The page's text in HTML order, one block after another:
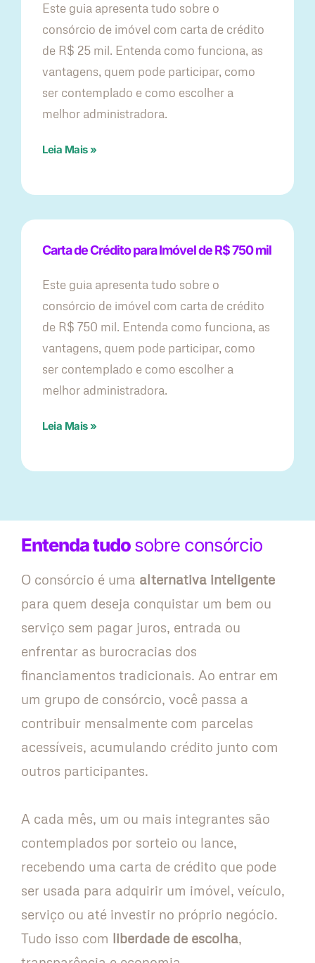
Este guia apresenta tudo sobre o
consórcio de imóvel com carta de crédito
de R$ 25 mil. Entenda como funciona, as
vantagens, quem pode participar, como
ser contemplado e como escolher a
melhor administradora.
Leia Mais »
Carta de Crédito para Imóvel de R$ 750 mil
Este guia apresenta tudo sobre o
consórcio de imóvel com carta de crédito
de R$ 750 mil. Entenda como funciona, as
vantagens, quem pode participar, como
ser contemplado e como escolher a
melhor administradora.
Leia Mais »
Entenda tudosobre consórcio
O consórcio é uma alternativa inteligente
para quem deseja conquistar um bem ou
serviço sem pagar juros, entrada ou
enfrentar as burocracias dos
financiamentos tradicionais. Ao entrar em
um grupo de consórcio, você passa a
contribuir mensalmente com parcelas
acessíveis, acumulando crédito junto com
outros participantes.
A cada mês, um ou mais integrantes são
contemplados por sorteio ou lance,
recebendo uma carta de crédito que pode
ser usada para adquirir um imóvel, veículo,
serviço ou até investir no próprio negócio.
Tudo isso com liberdade de escolha,